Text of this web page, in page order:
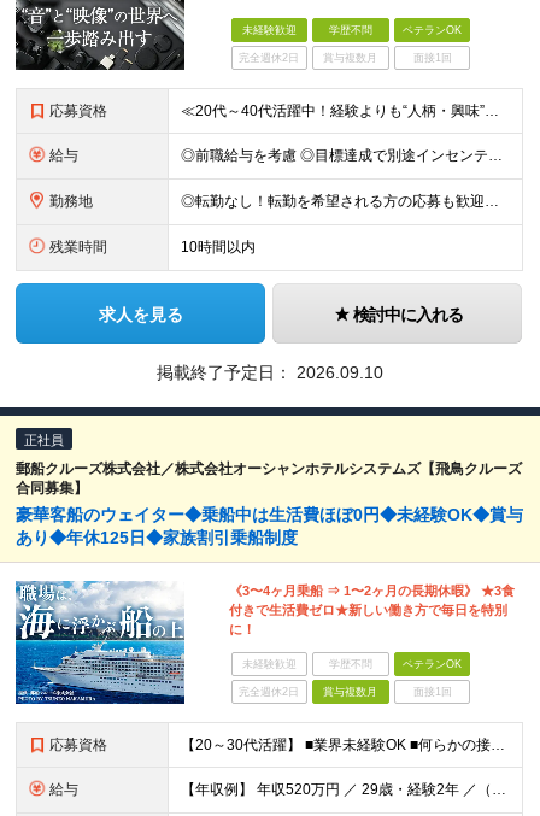
未経験歓迎 学歴不問 ベテランOK
完全週休2日 賞与複数月 面接1回
応募資格 ≪20代～40代活躍中！経験よりも“人柄・興味”を重視します≫ ◆未経験歓迎・学歴不問 ～こんな方は、この仕事の才能アリです！～ ・映画館の音響や、イベントの照明演出に「おぉっ」と感動したことがある
給与 ◎前職給与を考慮 ◎目標達成で別途インセンティブあり ◆月給237,600円～＋各種手当＋インセンティブ ※年齢・経験・能力などを考慮の上、決定します ※試用期間6ヵ月（期間中の給与・待遇・雇用形
勤務地 ◎転勤なし！転勤を希望される方の応募も歓迎します 【東京営業所】 東京都中央区新川2－24－2ビコービル4階B 【千葉営業所】 千葉県千葉市美浜区新港222-16 EKSビル ※(変更の範囲)上
残業時間 10時間以内
求人を見る 検討中に入れる
掲載終了予定日： 2026.09.10
正社員
郵船クルーズ株式会社／株式会社オーシャンホテルシステムズ【飛鳥クルーズ
合同募集】
豪華客船のウェイター◆乗船中は生活費ほぼ0円◆未経験OK◆賞与
あり◆年休125日◆家族割引乗船制度
《3〜4ヶ月乗船 ⇒ 1〜2ヶ月の長期休暇》 ★3食
付きで生活費ゼロ★新しい働き方で毎日を特別
に！
未経験歓迎 学歴不問 ベテランOK
完全週休2日 賞与複数月 面接1回
応募資格 【20～30代活躍】 ■業界未経験OK ■何らかの接客経験をお持ちの方 ■学歴不問 ～こんな方にピッタリ～ ・同世代の明るい仲間と一緒に楽しく働きたい方 ・長期休暇を使って海外旅行を満喫したい方 ・
給与 【年収例】 年収520万円 ／ 29歳・経験2年 ／（賞与年2回・各種手当を含む） 年収680万円 ／ 34歳・経験5年 ／（賞与年2回・各種手当を含む） ◆月給20万450円～29万3000円＋各